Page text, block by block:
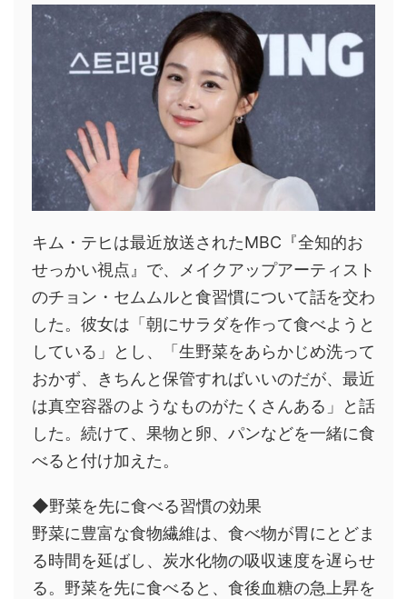
キム・テヒは最近放送されたMBC『全知的お
せっかい視点』で、メイクアップアーティスト
のチョン・セムムルと食習慣について話を交わ
した。彼女は「朝にサラダを作って食べようと
している」とし、「生野菜をあらかじめ洗って
おかず、きちんと保管すればいいのだが、最近
は真空容器のようなものがたくさんある」と話
した。続けて、果物と卵、パンなどを一緒に食
べると付け加えた。
◆野菜を先に食べる習慣の効果
野菜に豊富な食物繊維は、食べ物が胃にとどま
る時間を延ばし、炭水化物の吸収速度を遅らせ
る。野菜を先に食べると、食後血糖の急上昇を